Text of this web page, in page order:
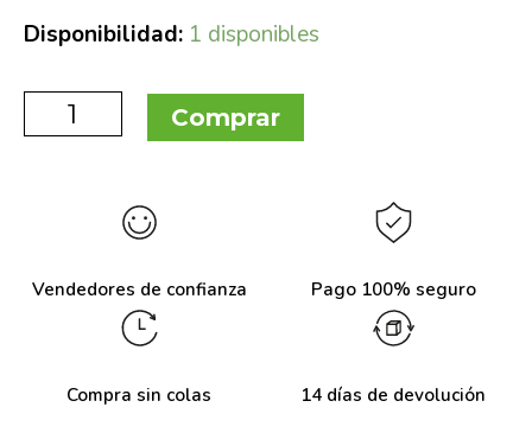
Disponibilidad: 1 disponibles
Comprar
Vendedores de confianza Pago 100% seguro
Compra sin colas 14 días de devolución